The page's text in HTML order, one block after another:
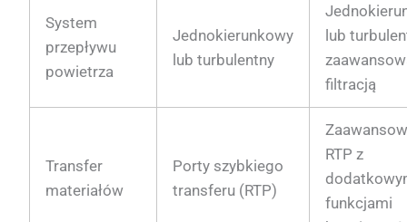
System
przepływu
powietrza
Jednokierunkowy
lub turbulentny
lub
filtracją
Transfer
materiałów
Porty szybkiego
transferu (RTP)
RTP z
funkcjami